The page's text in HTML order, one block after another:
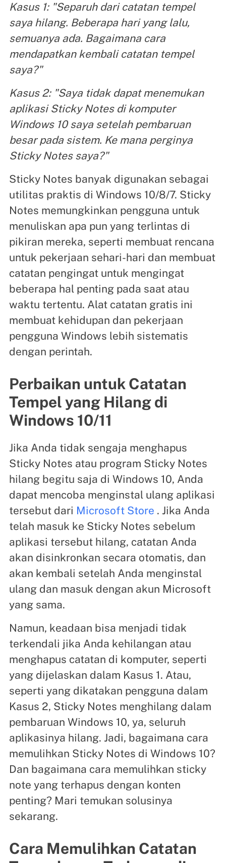
Kasus 1: "Separuh dari catatan tempel
saya hilang. Beberapa hari yang lalu,
semuanya ada. Bagaimana cara
mendapatkan kembali catatan tempel
saya?"
Kasus 2: "Saya tidak dapat menemukan
aplikasi Sticky Notes di komputer
Windows 10 saya setelah pembaruan
besar pada sistem. Ke mana perginya
Sticky Notes saya?"
Sticky Notes banyak digunakan sebagai
utilitas praktis di Windows 10/8/7. Sticky
Notes memungkinkan pengguna untuk
menuliskan apa pun yang terlintas di
pikiran mereka, seperti membuat rencana
untuk pekerjaan sehari-hari dan membuat
catatan pengingat untuk mengingat
beberapa hal penting pada saat atau
waktu tertentu. Alat catatan gratis ini
membuat kehidupan dan pekerjaan
pengguna Windows lebih sistematis
dengan perintah.
Perbaikan untuk Catatan
Tempel yang Hilang di
Windows 10/11
Jika Anda tidak sengaja menghapus
Sticky Notes atau program Sticky Notes
hilang begitu saja di Windows 10, Anda
dapat mencoba menginstal ulang aplikasi
tersebut dari Microsoft Store . Jika Anda
telah masuk ke Sticky Notes sebelum
aplikasi tersebut hilang, catatan Anda
akan disinkronkan secara otomatis, dan
akan kembali setelah Anda menginstal
ulang dan masuk dengan akun Microsoft
yang sama.
Namun, keadaan bisa menjadi tidak
terkendali jika Anda kehilangan atau
menghapus catatan di komputer, seperti
yang dijelaskan dalam Kasus 1. Atau,
seperti yang dikatakan pengguna dalam
Kasus 2, Sticky Notes menghilang dalam
pembaruan Windows 10, ya, seluruh
aplikasinya hilang. Jadi, bagaimana cara
memulihkan Sticky Notes di Windows 10?
Dan bagaimana cara memulihkan sticky
note yang terhapus dengan konten
penting? Mari temukan solusinya
sekarang.
Cara Memulihkan Catatan